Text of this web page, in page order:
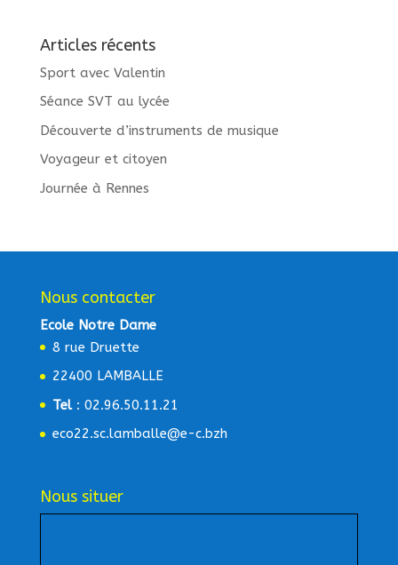
Articles récents
Sport avec Valentin
Séance SVT au lycée
Découverte d’instruments de musique
Voyageur et citoyen
Journée à Rennes
Nous contacter
Ecole Notre Dame
8 rue Druette
22400 LAMBALLE
Tel: 02.96.50.11.21
eco22.sc.lamballe@e-c.bzh
Nous situer